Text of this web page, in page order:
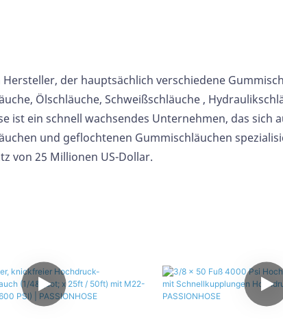
der hauptsächlich verschiedene
Ölschläuche, Schweißschläuche,
ist ein schnell wachsendes Unternehmen, das
und geflochtenen Gummischläuchen
von 25 Millionen US-Dollar.